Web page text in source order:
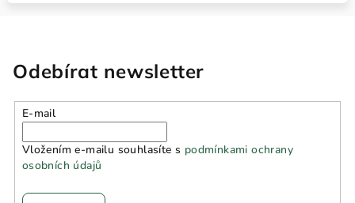
Odebírat newsletter
E-mail
Vložením e-mailu souhlasíte s podmínkami ochrany
osobních údajů